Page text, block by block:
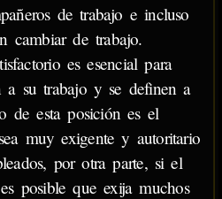
de trabajo e incluso
cambiar de trabajo.
es esencial para
a su trabajo y se definen a
de esta posición es el
muy exigente y autoritario
por otra parte, si el
posible que exija muchos